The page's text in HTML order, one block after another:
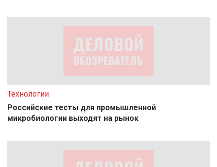
Технологии
Российские тесты для промышленной
микробиологии выходят на рынок